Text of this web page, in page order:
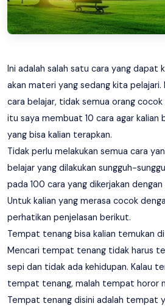
Ini adalah salah satu cara yang dapat
akan materi yang sedang kita pelajari.
cara belajar, tidak semua orang cocok
itu saya membuat 10 cara agar kalian
yang bisa kalian terapkan.
Tidak perlu melakukan semua cara
belajar yang dilakukan sungguh-
pada 100 cara yang dikerjakan
Untuk kalian yang merasa cocok
perhatikan penjelasan berikut.
Tempat tenang bisa kalian temukan
Mencari tempat tenang tidak harus
sepi dan tidak ada kehidupan. Kalau
tempat tenang, malah tempat horor
Tempat tenang disini adalah tempat